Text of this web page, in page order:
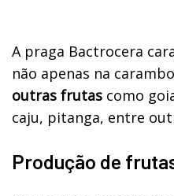
A praga Bactrocera
não apenas na
outras frutas como
caju, pitanga, entre
Produção de